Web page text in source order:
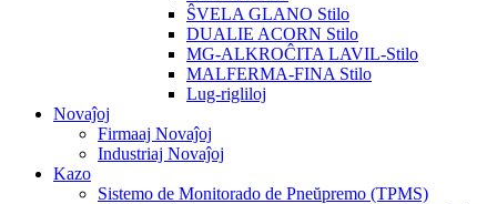
ŜVELA GLANO Stilo
DUALIE ACORN Stilo
MG-ALKROĈITA LAVIL-Stilo
MALFERMA-FINA Stilo
Lug-rigliloj
Novaĵoj
Firmaaj Novaĵoj
Industriaj Novaĵoj
Kazo
Sistemo de Monitorado de Pneŭpremo (TPMS)